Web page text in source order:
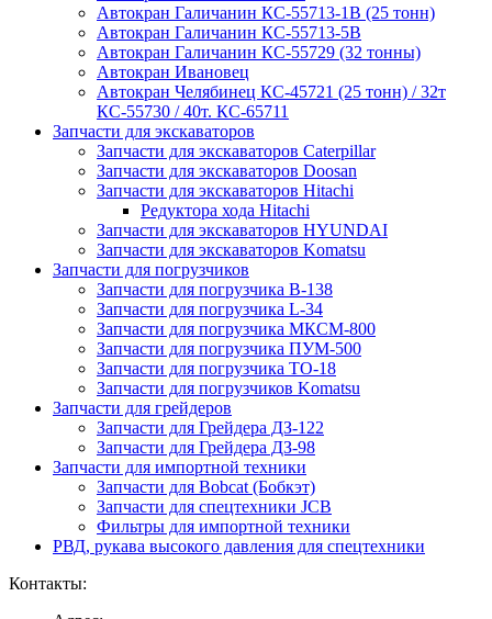
Автокран Галичанин КС-55713-1В (25 тонн)
Автокран Галичанин КС-55713-5В
Автокран Галичанин КС-55729 (32 тонны)
Автокран Ивановец
Автокран Челябинец КС-45721 (25 тонн) / 32т
КС-55730 / 40т. КС-65711
Запчасти для экскаваторов
Запчасти для экскаваторов Caterpillar
Запчасти для экскаваторов Doosan
Запчасти для экскаваторов Hitachi
Редуктора хода Hitachi
Запчасти для экскаваторов HYUNDAI
Запчасти для экскаваторов Komatsu
Запчасти для погрузчиков
Запчасти для погрузчика B-138
Запчасти для погрузчика L-34
Запчасти для погрузчика МКСМ-800
Запчасти для погрузчика ПУМ-500
Запчасти для погрузчика ТО-18
Запчасти для погрузчиков Komatsu
Запчасти для грейдеров
Запчасти для Грейдера ДЗ-122
Запчасти для Грейдера ДЗ-98
Запчасти для импортной техники
Запчасти для Bobcat (Бобкэт)
Запчасти для спецтехники JCB
Фильтры для импортной техники
РВД, рукава высокого давления для спецтехники
Контакты: